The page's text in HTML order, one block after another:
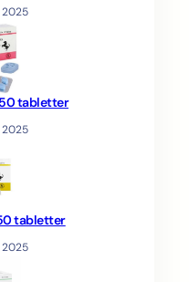
tabletter
tabletter